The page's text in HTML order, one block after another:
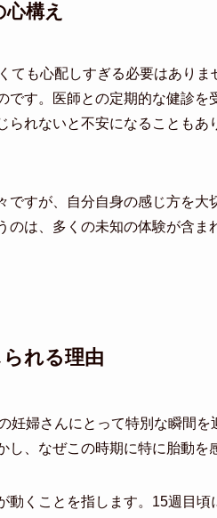
構え
ても心配しすぎる必要はあり
です。医師との定期的な健診
られないと不安になることも
ですが、自分自身の感じ方を
のは、多くの未知の体験が含ま
れる理由
妊婦さんにとって特別な瞬間
し、なぜこの時期に特に胎動を
動くことを指します。15週目